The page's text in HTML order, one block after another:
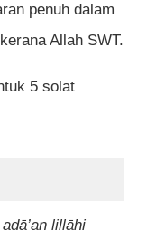
Rukuk)
penuh dalam
Allah SWT.
5 solat
lillāhi